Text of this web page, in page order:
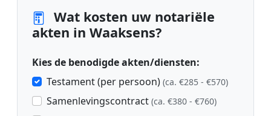
Wat kosten uw notariële
akten in Waaksens?
Kies de benodigde akten/diensten:
Testament (per persoon) (ca. €285 - €570)
Samenlevingscontract (ca. €380 - €760)